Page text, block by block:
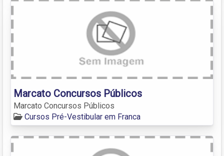
Marcato Concursos Públicos
Marcato Concursos Públicos
Cursos Pré-Vestibular em Franca